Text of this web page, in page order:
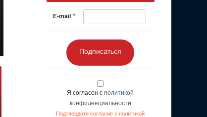
E-mail *
Подписаться
Я согласен с политикой
конфиденциальности
Подтвердите согласие с политикой